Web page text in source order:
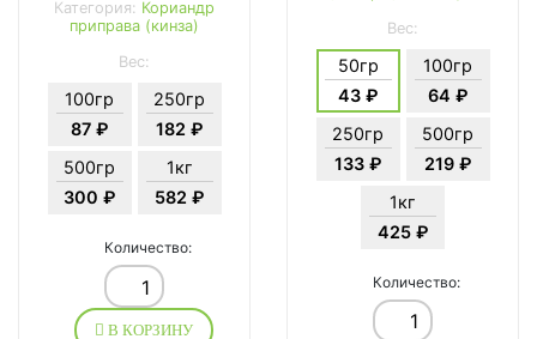
Категория: Кориандр
приправа (кинза)
Вес:
100гр
87 ₽
250гр
182 ₽
500гр
300 ₽
1кг
582 ₽
Количество:
В КОРЗИНУ
Вес:
50гр
43 ₽
100гр
64 ₽
250гр
133 ₽
500гр
219 ₽
1кг
425 ₽
Количество: